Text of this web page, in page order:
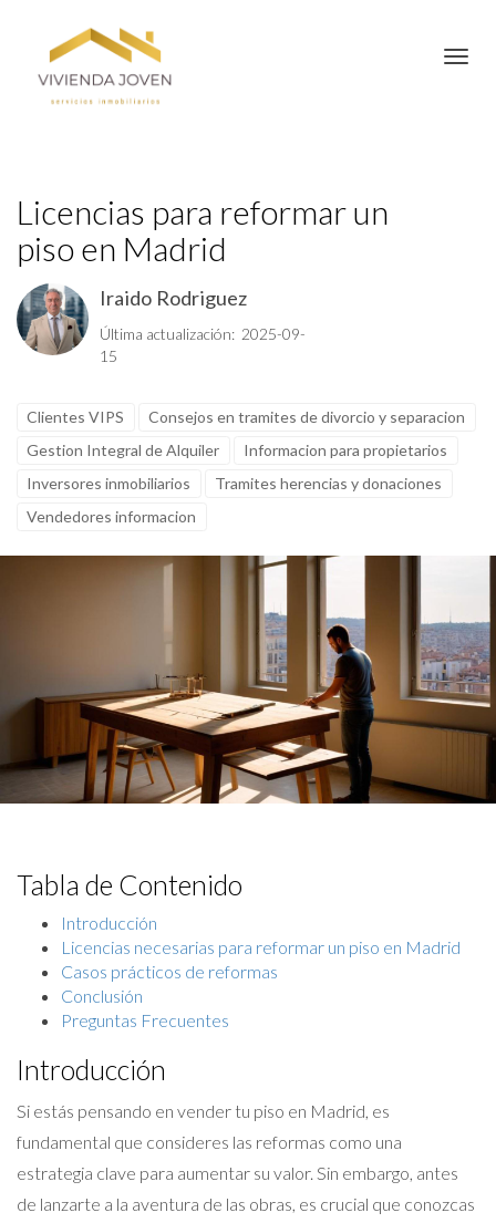
Licencias para reformar un
piso en Madrid
Iraido Rodriguez
Última actualización: 2025-09-
15
Clientes VIPS
Consejos en tramites de divorcio y separacion
Gestion Integral de Alquiler
Informacion para propietarios
Inversores inmobiliarios
Tramites herencias y donaciones
Vendedores informacion
Tabla de Contenido
Introducción
Licencias necesarias para reformar un piso en Madrid
Casos prácticos de reformas
Conclusión
Preguntas Frecuentes
Introducción
Si estás pensando en vender tu piso en Madrid, es
fundamental que consideres las reformas como una
estrategia clave para aumentar su valor. Sin embargo, antes
de lanzarte a la aventura de las obras, es crucial que conozcas